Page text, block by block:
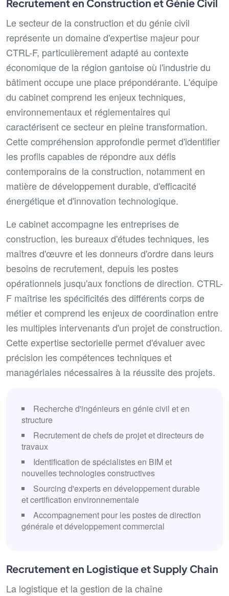
Recrutement en Construction et Génie Civil
Le secteur de la construction et du génie civil
représente un domaine d'expertise majeur pour
CTRL-F, particulièrement adapté au contexte
économique de la région gantoise où l'industrie du
bâtiment occupe une place prépondérante. L'équipe
du cabinet comprend les enjeux techniques,
environnementaux et réglementaires qui
caractérisent ce secteur en pleine transformation.
Cette compréhension approfondie permet d'identifier
les profils capables de répondre aux défis
contemporains de la construction, notamment en
matière de développement durable, d'efficacité
énergétique et d'innovation technologique.
Le cabinet accompagne les entreprises de
construction, les bureaux d'études techniques, les
maîtres d'œuvre et les donneurs d'ordre dans leurs
besoins de recrutement, depuis les postes
opérationnels jusqu'aux fonctions de direction. CTRL-
F maîtrise les spécificités des différents corps de
métier et comprend les enjeux de coordination entre
les multiples intervenants d'un projet de construction.
Cette expertise sectorielle permet d'évaluer avec
précision les compétences techniques et
managériales nécessaires à la réussite des projets.
Recherche d'ingénieurs en génie civil et en
structure
Recrutement de chefs de projet et directeurs de
travaux
Identification de spécialistes en BIM et
nouvelles technologies constructives
Sourcing d'experts en développement durable
et certification environnementale
Accompagnement pour les postes de direction
générale et développement commercial
Recrutement en Logistique et Supply Chain
La logistique et la gestion de la chaîne